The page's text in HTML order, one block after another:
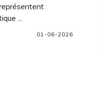
...
01-06-2026